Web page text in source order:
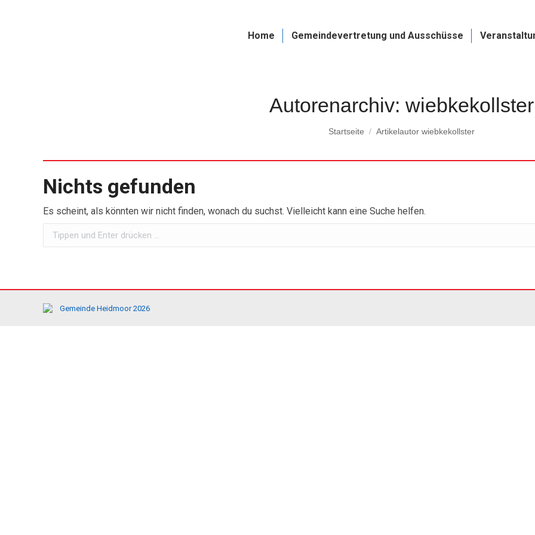
Home Gemeindevertretung und Ausschüsse
Autorenarchiv: wiebkekollster
Startseite Artikelautor wiebkekollster
Nichts gefunden
Es scheint, als könnten wir nicht finden, wonach du suchst. Vielleicht kann eine Suche helfen.
Gemeinde Heidmoor 2026